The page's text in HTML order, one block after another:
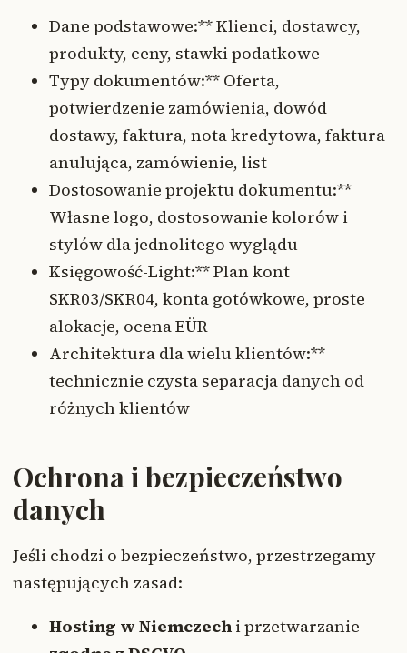
Dane podstawowe:** Klienci, dostawcy,
produkty, ceny, stawki podatkowe
Typy dokumentów:** Oferta,
potwierdzenie zamówienia, dowód
dostawy, faktura, nota kredytowa, faktura
anulująca, zamówienie, list
Dostosowanie projektu dokumentu:**
Własne logo, dostosowanie kolorów i
stylów dla jednolitego wyglądu
Księgowość-Light:** Plan kont
SKR03/SKR04, konta gotówkowe, proste
alokacje, ocena EÜR
Architektura dla wielu klientów:**
technicznie czysta separacja danych od
różnych klientów
Ochrona i bezpieczeństwo
danych
Jeśli chodzi o bezpieczeństwo, przestrzegamy
następujących zasad:
Hosting w Niemczech i przetwarzanie